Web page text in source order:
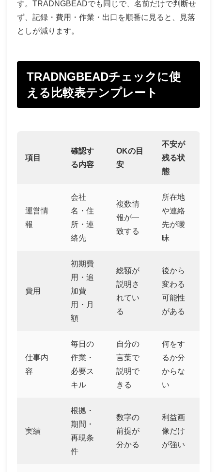
す。TRADNGBEADでも同じで、名前だけで判断せ
ず、記録・費用・作業・出口を順番に見ると、見落
としが減ります。
TRADNGBEADチェックに使
える比較表テンプレート
項目
確認す
る内容
OKの目
安
不安が
残る状
態
運営情
報
会社
名・住
所・連
絡先
複数情
報が一
致する
所在地
や連絡
先が曖
昧
費用
初期費
用・追
加費
用・月
額
総額が
説明さ
れてい
る
後から
変わる
可能性
がある
仕事内
容
毎日の
作業・
必要ス
キル
自分の
言葉で
説明で
きる
何をす
るか分
からな
い
実績
根拠・
期間・
再現条
件
数字の
前提が
分かる
利益画
像だけ
が強い